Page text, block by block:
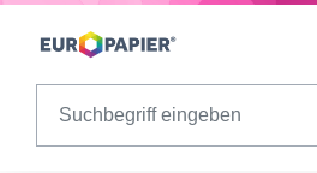
Table Of Content
Expertensuche